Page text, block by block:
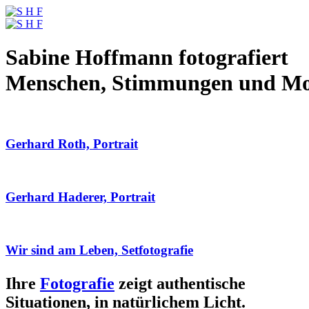
Sabine Hoffmann fotografiert
Menschen, Stimmungen und
Gerhard Roth, Portrait
Gerhard Haderer, Portrait
Wir sind am Leben, Setfotografie
Ihre Fotografie zeigt authentische
Situationen, in natürlichem Licht.